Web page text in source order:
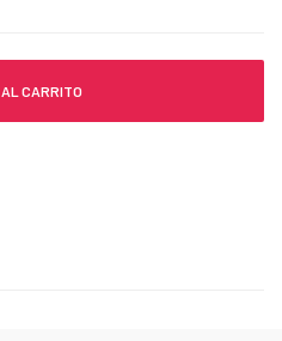
CARRITO